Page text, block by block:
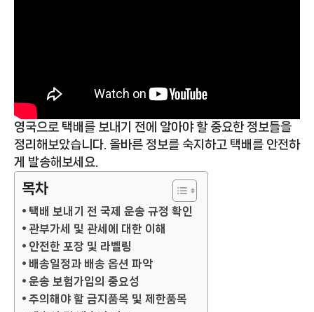
영국으로 택배를 보내기 전에 알아야 할 중요한 정보들을
정리해보았습니다. 올바른 정보를 숙지하고 택배를 안전하
게 발송해보세요.
목차
택배 보내기 전 국제 운송 규정 확인
관부가세 및 관세에 대한 이해
안전한 포장 및 라벨링
배송일정과 배송 옵션 파악
운송 보험가입의 중요성
주의해야 할 금지품목 및 제한품목